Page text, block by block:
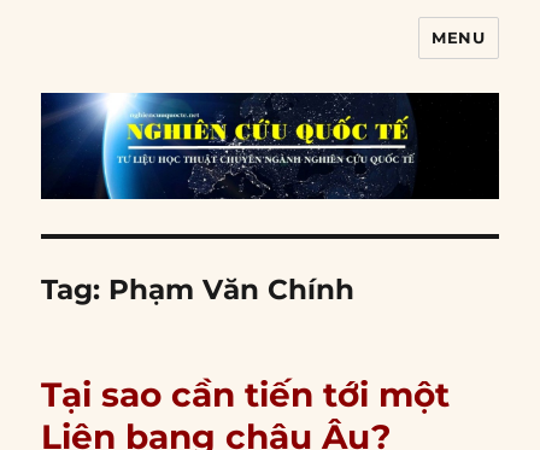
MENU
Tag: Phạm Văn Chính
Tại sao cần tiến tới một
Liên bang châu Âu?